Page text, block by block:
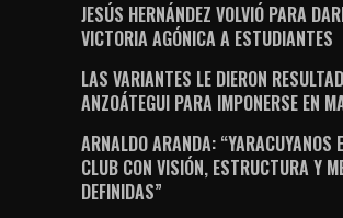
JESÚS HERNÁNDEZ VOLVIÓ PARA
VICTORIA AGÓNICA A ESTUDIANTES
LAS VARIANTES LE DIERON
ANZOÁTEGUI PARA IMPONERSE EN
ARNALDO ARANDA: “YARACUYANOS
CLUB CON VISIÓN, ESTRUCTURA Y
DEFINIDAS”